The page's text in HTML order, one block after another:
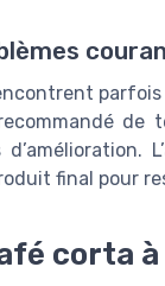
de
final pour
corta